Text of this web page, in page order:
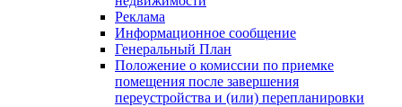
Реклама
Информационное сообщение
Генеральный План
Положение о комиссии по приемке
помещения после завершения
переустройства и (или) перепланировки